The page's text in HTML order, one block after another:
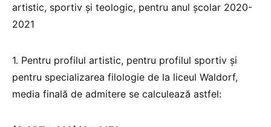
artistic, sportiv și teologic, pentru anul școlar 2020-
2021
1. Pentru profilul artistic, pentru profilul sportiv și
pentru specializarea filologie de la liceul Waldorf,
media finală de admitere se calculează astfel: